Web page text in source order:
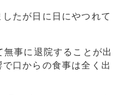
たが日に日にやつれて
事に退院することが出
口からの食事は全く出